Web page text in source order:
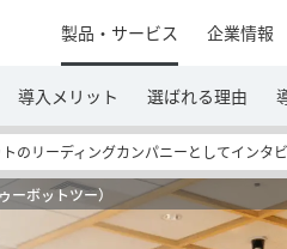
導入メリット 選ばれる理由
製品・サービス 企業情報
のリーディングカンパニーとしてインタ
ボットツー）